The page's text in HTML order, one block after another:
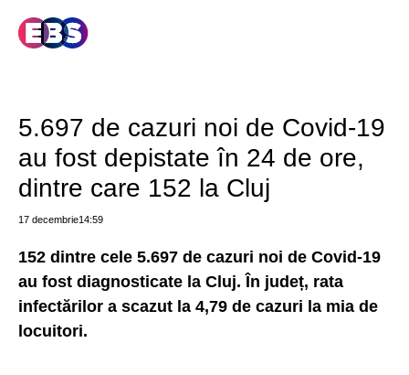
5.697 de cazuri noi de Covid-19
au fost depistate în 24 de ore,
dintre care 152 la Cluj
17 decembrie14:59
152 dintre cele 5.697 de cazuri noi de Covid-19
au fost diagnosticate la Cluj. În județ, rata
infectărilor a scazut la 4,79 de cazuri la mia de
locuitori.